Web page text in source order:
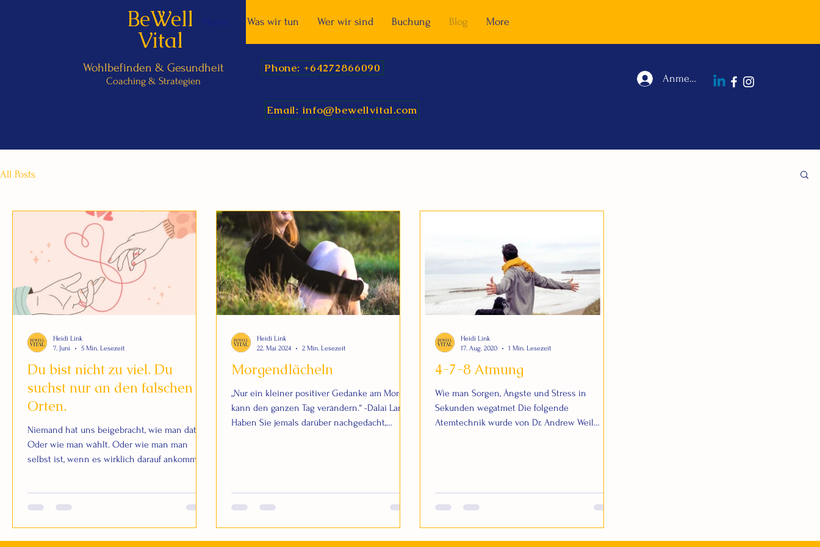
Home Was wir tun Wer wir sind Buchung Blog More
BeWell
Vital
Wohlbefinden & Gesundheit
Coaching & Strategien
Phone: +64272866090
Email: info@bewellvital.com
Anmelden
All Posts
Du bist nicht zu viel. Du
suchst nur an den falschen
Orten.
Niemand hat uns beigebracht, wie man datet.
Oder wie man wählt. Oder wie man man
selbst ist, wenn es wirklich darauf ankommt.
nie einfacher. Mehr Optionen als je zuvor.
Heidi Link
7. Juni
5 Min. Lesezeit
Morgendlächeln
„Nur ein kleiner positiver Gedanke am Morgen
kann den ganzen Tag verändern.“ -Dalai Lama
Haben Sie jemals darüber nachgedacht,
Heidi Link
22. Mai 2024
2 Min. Lesezeit
4-7-8 Atmung
Wie man Sorgen, Ängste und Stress in
Sekunden wegatmet Die folgende
Atemtechnik wurde von Dr. Andrew Weil
Heidi Link
17. Aug. 2020
1 Min. Lesezeit